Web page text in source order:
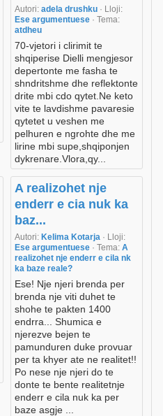
Autori: adela drushku · Lloji:
Ese argumentuese · Tema:
atdheu
70-vjetori i clirimit te
shqiperise Dielli mengjesor
depertonte me fasha te
shndritshme dhe reflektonte
drite mbi cdo qytet.Ne keto
vite te lavdishme pavaresie
qytetet u veshen me
pelhuren e ngrohte dhe me
lirine mbi supe,shqiponjen
dykrenare.Vlora,qy...
A realizohet nje
enderr e cia nuk ka
baz...
Autori: Kelima Kotarja · Lloji:
Ese argumentuese · Tema: A
realizohet nje enderr e cila nk
ka baze reale?
Ese! Nje njeri brenda per
brenda nje viti duhet te
shohe te pakten 1400
endrra... Shumica e
njerezve bejen te
pamunduren duke provuar
per ta khyer ate ne realitet!!
Po nese nje njeri do te
donte te bente realitetnje
enderr e cila nuk ka per
baze asgje ...